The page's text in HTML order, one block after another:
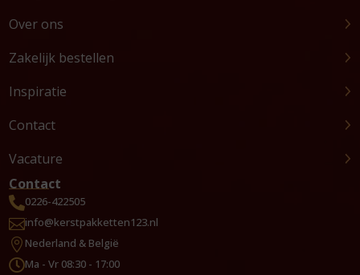
Over ons
Zakelijk bestellen
Inspiratie
Contact
Vacature
Contact
0226-422505
info@kerstpakketten123.nl
 Nederland & België
Ma - Vr 08:30 - 17:00